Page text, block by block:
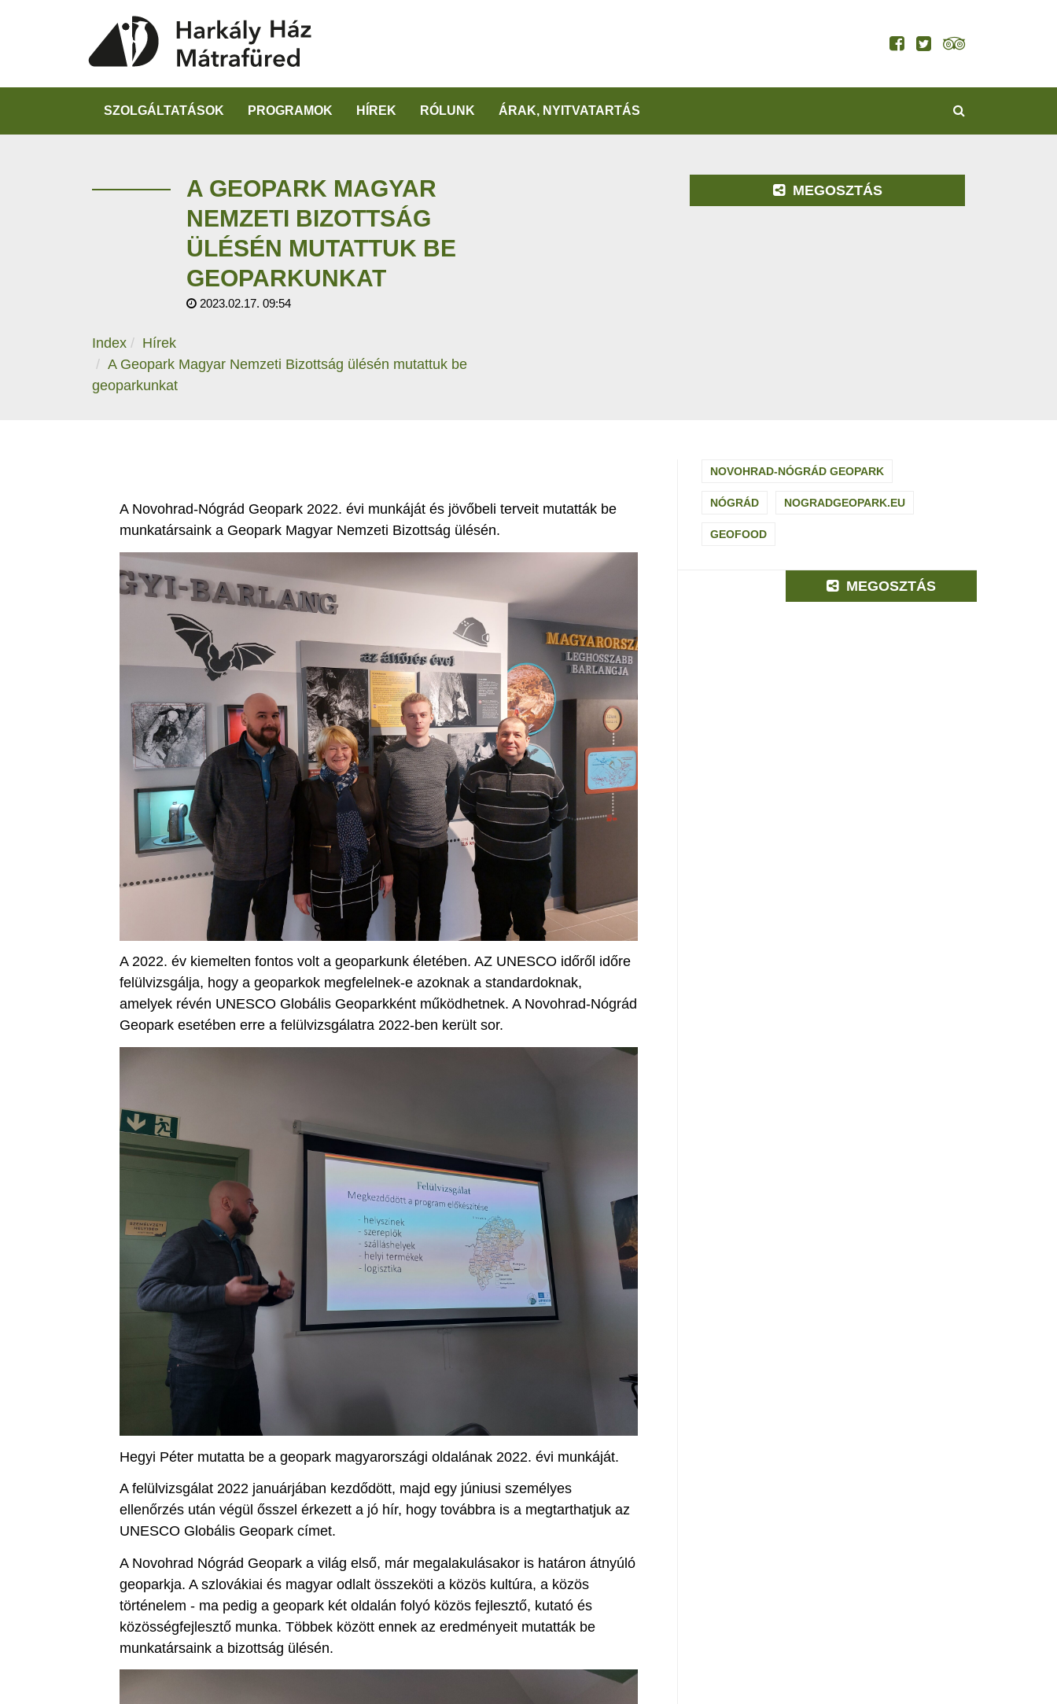
SZOLGÁLTATÁSOK PROGRAMOK HÍREK RÓLUNK ÁRAK, NYITVATARTÁS
A GEOPARK MAGYAR
NEMZETI BIZOTTSÁG
ÜLÉSÉN MUTATTUK BE
GEOPARKUNKAT
2023.02.17. 09:54
Index
Hírek
A Geopark Magyar Nemzeti Bizottság ülésén mutattuk be
geoparkunkat
MEGOSZTÁS
A Novohrad-Nógrád Geopark 2022. évi munkáját és jövőbeli terveit mutatták be
munkatársaink a Geopark Magyar Nemzeti Bizottság ülésén.
A 2022. év kiemelten fontos volt a geoparkunk életében. AZ UNESCO időről időre
felülvizsgálja, hogy a geoparkok megfelelnek-e azoknak a standardoknak,
amelyek révén UNESCO Globális Geoparkként működhetnek. A Novohrad-Nógrád
Geopark esetében erre a felülvizsgálatra 2022-ben került sor.
Hegyi Péter mutatta be a geopark magyarországi oldalának 2022. évi munkáját.
A felülvizsgálat 2022 januárjában kezdődött, majd egy júniusi személyes
ellenőrzés után végül ősszel érkezett a jó hír, hogy továbbra is a megtarthatjuk az
UNESCO Globális Geopark címet.
A Novohrad Nógrád Geopark a világ első, már megalakulásakor is határon átnyúló
geoparkja. A szlovákiai és magyar odlalt összeköti a közös kultúra, a közös
történelem - ma pedig a geopark két oldalán folyó közös fejlesztő, kutató és
közösségfejlesztő munka. Többek között ennek az eredményeit mutatták be
munkatársaink a bizottság ülésén.
NOVOHRAD-NÓGRÁD GEOPARK
NÓGRÁD NOGRADGEOPARK.EU
GEOFOOD
MEGOSZTÁS